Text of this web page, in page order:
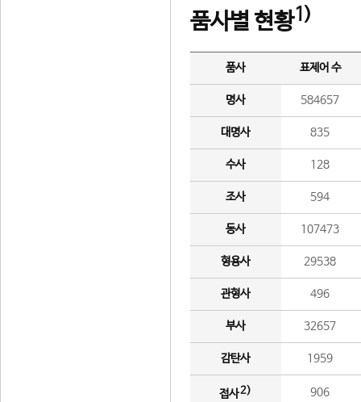
품사별 현황1)
품사 표제어 수
명사 584657
대명사 835
수사 128
조사 594
동사 107473
형용사 29538
관형사 496
부사 32657
감탄사 1959
접사2) 906